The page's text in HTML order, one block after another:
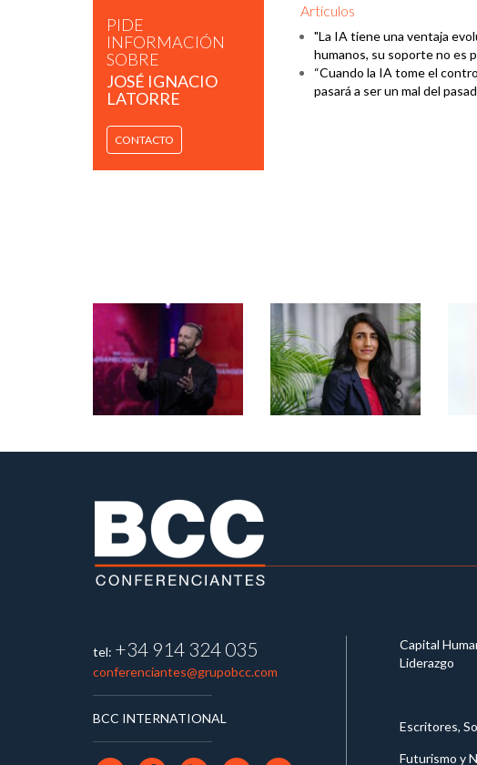
PIDE
INFORMACIÓN
SOBRE
JOSÉ IGNACIO
LATORRE
CONTACTO
Artículos
"La IA tiene una ventaja
humanos, su soporte no es
“Cuando la IA tome el
pasará a ser un mal del
tel: +34 914 324 035
conferenciantes@grupobcc.com
BCC INTERNATIONAL
Capital
Liderazgo
Escritores,
Futurismo y